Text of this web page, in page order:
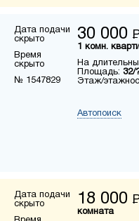
Дата подачи
скрыто
Время
скрыто
№ 1547829
30 000
1 комн.
На
Площадь: 32/
Этаж/
Автопоиск
Дата подачи
скрыто
18 000
комната